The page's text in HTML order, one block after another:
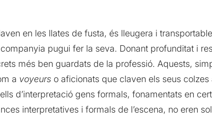
en les llates de fusta, és lleugera i
pugui fer la seva. Donant profunditat i
més ben guardats de la professió. Aquests,
a voyeurso aficionats que claven els seus colzes
d’interpretació gens formals, fonamentats en
interpretatives i formals de l’escena, no eren